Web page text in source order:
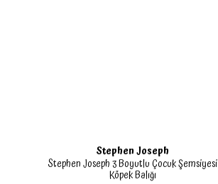
Stephen Joseph
Stephen Joseph 3 Boyutlu Çocuk Şemsiyesi
Köpek Balığı